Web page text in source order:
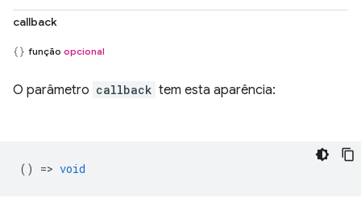
callback
função opcional
O parâmetro callback tem esta aparência:
() => void